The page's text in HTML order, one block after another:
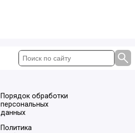
Порядок обработки
персональных
данных
Политика